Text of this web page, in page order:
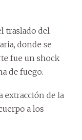
traslado del
donde se
fue un shock
de fuego.
extracción de la
a los